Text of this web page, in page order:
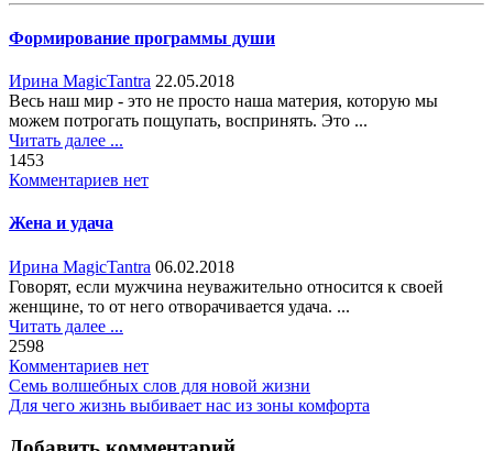
Формирование программы души
Ирина MagicTantra 22.05.2018
Весь наш мир - это не просто наша материя, которую мы
можем потрогать пощупать, воспринять. Это ...
Читать далее ...
1453
Комментариев нет
Жена и удача
Ирина MagicTantra 06.02.2018
Говорят, если мужчина неуважительно относится к своей
женщине, то от него отворачивается удача. ...
Читать далее ...
2598
Комментариев нет
Семь волшебных слов для новой жизни
Для чего жизнь выбивает нас из зоны комфорта